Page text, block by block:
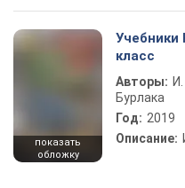
показать
обложку
Учебники
класс
Авторы:
Бурлака
Год: 2019
Описание: